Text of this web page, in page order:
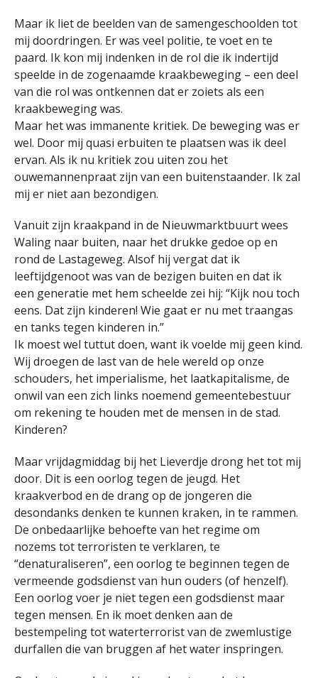
Maar ik liet de beelden van de samengeschoolden tot
mij doordringen. Er was veel politie, te voet en te
paard. Ik kon mij indenken in de rol die ik indertijd
speelde in de zogenaamde kraakbeweging – een deel
van die rol was ontkennen dat er zoiets als een
kraakbeweging was.
Maar het was immanente kritiek. De beweging was er
wel. Door mij quasi erbuiten te plaatsen was ik deel
ervan. Als ik nu kritiek zou uiten zou het
ouwemannenpraat zijn van een buitenstaander. Ik zal
mij er niet aan bezondigen.
Vanuit zijn kraakpand in de Nieuwmarktbuurt wees
Waling naar buiten, naar het drukke gedoe op en
rond de Lastageweg. Alsof hij vergat dat ik
leeftijdgenoot was van de bezigen buiten en dat ik
een generatie met hem scheelde zei hij: “Kijk nou toch
eens. Dat zijn kinderen! Wie gaat er nu met traangas
en tanks tegen kinderen in.”
Ik moest wel tuttut doen, want ik voelde mij geen kind.
Wij droegen de last van de hele wereld op onze
schouders, het imperialisme, het laatkapitalisme, de
onwil van een zich links noemend gemeentebestuur
om rekening te houden met de mensen in de stad.
Kinderen?
Maar vrijdagmiddag bij het Lieverdje drong het tot mij
door. Dit is een oorlog tegen de jeugd. Het
kraakverbod en de drang op de jongeren die
desondanks denken te kunnen kraken, in te rammen.
De onbedaarlijke behoefte van het regime om
nozems tot terroristen te verklaren, te
“denaturaliseren”, een oorlog te beginnen tegen de
vermeende godsdienst van hun ouders (of henzelf).
Een oorlog voer je niet tegen een godsdienst maar
tegen mensen. En ik moet denken aan de
bestempeling tot waterterrorist van de zwemlustige
durfallen die van bruggen af het water inspringen.